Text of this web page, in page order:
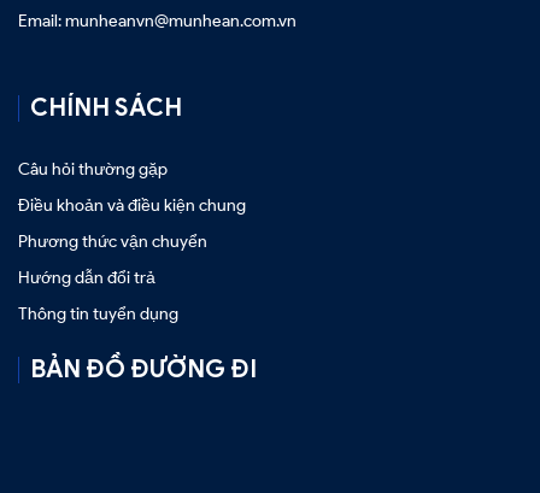
Email: munheanvn@munhean.com.vn
CHÍNH SÁCH
Câu hỏi thường gặp
Điều khoản và điều kiện chung
Phương thức vận chuyển
Hướng dẫn đổi trả
Thông tin tuyển dụng
BẢN ĐỒ ĐƯỜNG ĐI